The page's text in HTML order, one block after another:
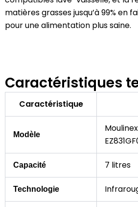
matières grasses jusqu’à 99% en
pour une alimentation plus saine.
Caractéristiques
Caractéristique
Modèle
Capacité 7 litres
Technologie